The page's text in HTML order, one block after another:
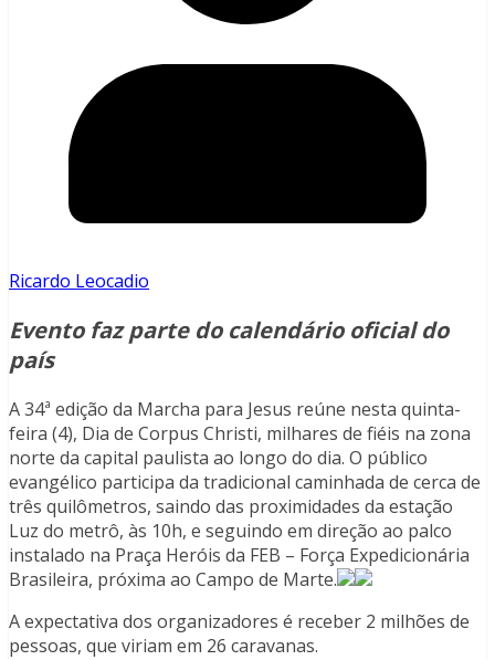
Ricardo Leocadio
Evento faz parte do calendário oficial do
país
A 34ª edição da Marcha para Jesus reúne nesta quinta-
feira (4), Dia de Corpus Christi, milhares de fiéis na zona
norte da capital paulista ao longo do dia. O público
evangélico participa da tradicional caminhada de cerca de
três quilômetros, saindo das proximidades da estação
Luz do metrô, às 10h, e seguindo em direção ao palco
instalado na Praça Heróis da FEB – Força Expedicionária
Brasileira, próxima ao Campo de Marte.
A expectativa dos organizadores é receber 2 milhões de
pessoas, que viriam em 26 caravanas.